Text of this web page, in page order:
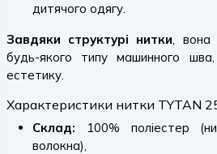
дитячого одягу.
Завдяки структурі нитки, вона
будь-якого типу машинного шва,
естетику.
Характеристики нитки TYTAN
Склад: 100% поліестер
волокна),